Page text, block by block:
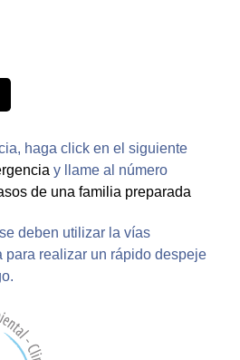
haga click en el siguiente
y llame al número
de una familia preparada
deben utilizar la vías
para realizar un rápido despeje